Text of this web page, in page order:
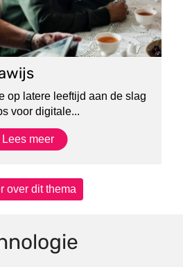
op latere leeftijd aan de slag
voor digitale...
Lees meer
over dit thema